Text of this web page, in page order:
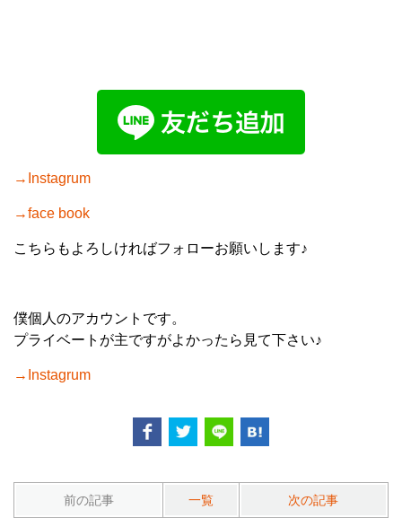
→Instagrum
→face book
こちらもよろしければフォローお願いします♪
僕個人のアカウントです。
プライベートが主ですがよかったら見て下さい♪
→ Instagrum
前の記事 一覧 次の記事